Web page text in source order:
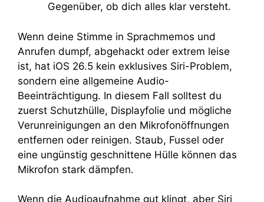
Gegenüber, ob dich alles klar versteht.
Wenn deine Stimme in Sprachmemos und
Anrufen dumpf, abgehackt oder extrem leise
ist, hat iOS 26.5 kein exklusives Siri-Problem,
sondern eine allgemeine Audio-
Beeinträchtigung. In diesem Fall solltest du
zuerst Schutzhülle, Displayfolie und mögliche
Verunreinigungen an den Mikrofonöffnungen
entfernen oder reinigen. Staub, Fussel oder
eine ungünstig geschnittene Hülle können das
Mikrofon stark dämpfen.
Wenn die Audioaufnahme gut klingt, aber Siri